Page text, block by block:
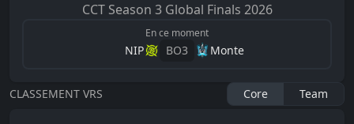
CCT Season 3 Global Finals 2026
En ce moment
NIP BO3 Monte
CLASSEMENT VRS Core Team